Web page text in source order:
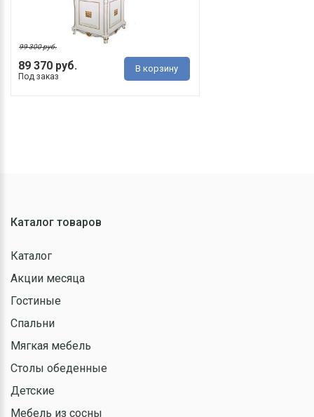
89 370 руб.
99 300 руб.
Под заказ
В корзину
Каталог товаров
Каталог
Акции месяца
Гостиные
Спальни
Мягкая мебель
Столы обеденные
Детские
Мебель из сосны